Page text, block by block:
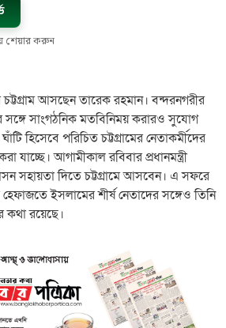
শেয়ার করুন
চট্টগ্রাম আসছেন তারেক রহমান। বন্দরনগরীর
সঙ্গে সাংগঠনিক মতবিনিময় করারও সুযোগ
হিসেবে পরিচিত চট্টগ্রামের নেতাকর্মীদের
যাচ্ছে। আগামীকাল রবিবার প্রধানমন্ত্রী
সহায়তা দিতে চট্টগ্রামে আসবেন। এ সফরে
ইসলামের শীর্ষ নেতাদের সঙ্গেও তিনি
কথা রয়েছে।